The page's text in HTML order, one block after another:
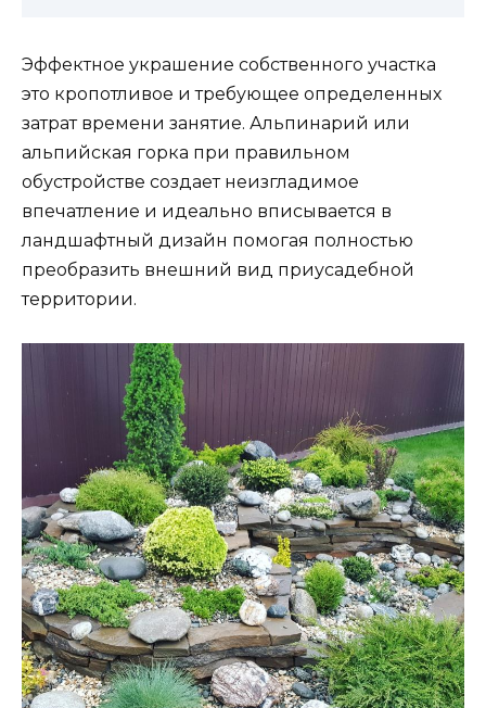
Эффектное украшение собственного участка
это кропотливое и требующее определенных
затрат времени занятие. Альпинарий или
альпийская горка при правильном
обустройстве создает неизгладимое
впечатление и идеально вписывается в
ландшафтный дизайн помогая полностью
преобразить внешний вид приусадебной
территории.